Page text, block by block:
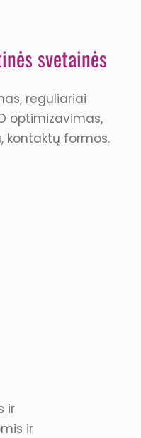
svetainės
reguliariai
optimizavimas,
kontaktų formos.
ir
ir